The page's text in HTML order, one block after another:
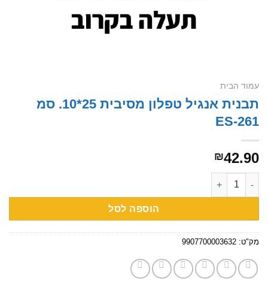
עמוד הבית
תבנית אנגיל טפלון מסיבית 25*10. סמ
261-ES
₪42.90
כמות של תבנית אנגיל טפלון מסיבית 25*10. סמ 261-ES
הוספה לסל
מק"ט: 9907700003632